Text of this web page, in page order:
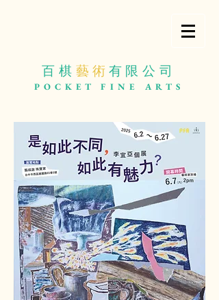
百棋 藝 術 有限公司
POCKET FINE ARTS